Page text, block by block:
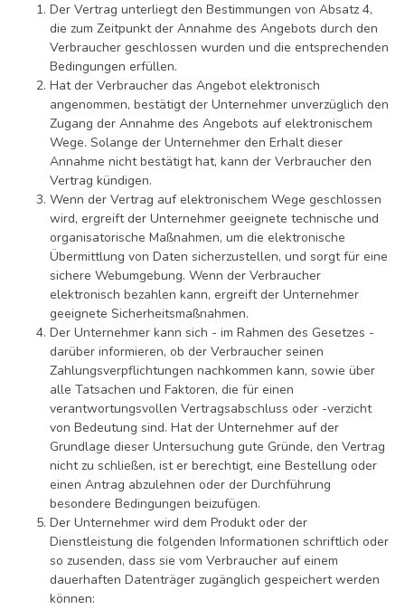
Der Vertrag unterliegt den Bestimmungen von Absatz 4,
die zum Zeitpunkt der Annahme des Angebots durch den
Verbraucher geschlossen wurden und die entsprechenden
Bedingungen erfüllen.
Hat der Verbraucher das Angebot elektronisch
angenommen, bestätigt der Unternehmer unverzüglich den
Zugang der Annahme des Angebots auf elektronischem
Wege. Solange der Unternehmer den Erhalt dieser
Annahme nicht bestätigt hat, kann der Verbraucher den
Vertrag kündigen.
Wenn der Vertrag auf elektronischem Wege geschlossen
wird, ergreift der Unternehmer geeignete technische und
organisatorische Maßnahmen, um die elektronische
Übermittlung von Daten sicherzustellen, und sorgt für eine
sichere Webumgebung. Wenn der Verbraucher
elektronisch bezahlen kann, ergreift der Unternehmer
geeignete Sicherheitsmaßnahmen.
Der Unternehmer kann sich - im Rahmen des Gesetzes -
darüber informieren, ob der Verbraucher seinen
Zahlungsverpflichtungen nachkommen kann, sowie über
alle Tatsachen und Faktoren, die für einen
verantwortungsvollen Vertragsabschluss oder -verzicht
von Bedeutung sind. Hat der Unternehmer auf der
Grundlage dieser Untersuchung gute Gründe, den Vertrag
nicht zu schließen, ist er berechtigt, eine Bestellung oder
einen Antrag abzulehnen oder der Durchführung
besondere Bedingungen beizufügen.
Der Unternehmer wird dem Produkt oder der
Dienstleistung die folgenden Informationen schriftlich oder
so zusenden, dass sie vom Verbraucher auf einem
dauerhaften Datenträger zugänglich gespeichert werden
können: